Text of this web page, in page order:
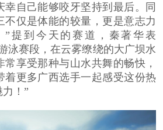
幸自己能够咬牙坚持到最后。同
不仅是体能的较量，更是意志力
”提到今天的赛道，秦著华表
泳赛段，在云雾缭绕的大广坝水
享受那种与山水共舞的畅快，
着更多广西选手一起感受这份热
！”